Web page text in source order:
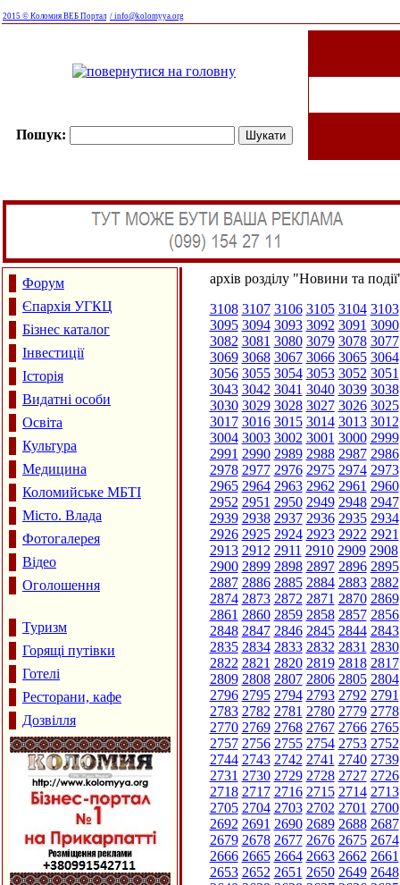
2015 © Коломия ВЕБ Портал / info@kolomyya.org
Пошук:
Форум
Єпархія УГКЦ
Бізнес каталог
Інвестиції
Історія
Видатні особи
Освіта
Культура
Медицина
Коломийське МБТІ
Місто. Влада
Фотогалерея
Відео
Оголошення
Туризм
Горящі путівки
Готелі
Ресторани, кафе
Дозвілля
архів розділу "Новини та
3108 3107 3106 3105 3104 3103
3095 3094 3093 3092 3091 3090
3082 3081 3080 3079 3078 3077
3069 3068 3067 3066 3065 3064
3056 3055 3054 3053 3052 3051
3043 3042 3041 3040 3039 3038
3030 3029 3028 3027 3026 3025
3017 3016 3015 3014 3013 3012
3004 3003 3002 3001 3000 2999
2991 2990 2989 2988 2987 2986
2978 2977 2976 2975 2974 2973
2965 2964 2963 2962 2961 2960
2952 2951 2950 2949 2948 2947
2939 2938 2937 2936 2935 2934
2926 2925 2924 2923 2922 2921
2913 2912 2911 2910 2909 2908
2900 2899 2898 2897 2896 2895
2887 2886 2885 2884 2883 2882
2874 2873 2872 2871 2870 2869
2861 2860 2859 2858 2857 2856
2848 2847 2846 2845 2844 2843
2835 2834 2833 2832 2831 2830
2822 2821 2820 2819 2818 2817
2809 2808 2807 2806 2805 2804
2796 2795 2794 2793 2792 2791
2783 2782 2781 2780 2779 2778
2770 2769 2768 2767 2766 2765
2757 2756 2755 2754 2753 2752
2744 2743 2742 2741 2740 2739
2731 2730 2729 2728 2727 2726
2718 2717 2716 2715 2714 2713
2705 2704 2703 2702 2701 2700
2692 2691 2690 2689 2688 2687
2679 2678 2677 2676 2675 2674
2666 2665 2664 2663 2662 2661
2653 2652 2651 2650 2649 2648